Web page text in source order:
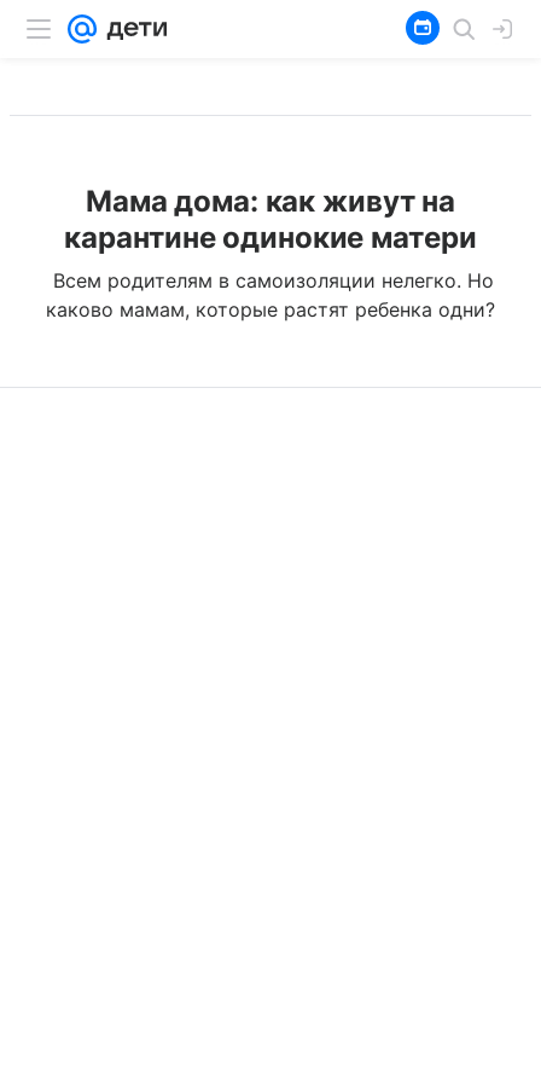
Мама дома: как живут на
карантине одинокие матери
Всем родителям в самоизоляции нелегко. Но
каково мамам, которые растят ребенка одни?